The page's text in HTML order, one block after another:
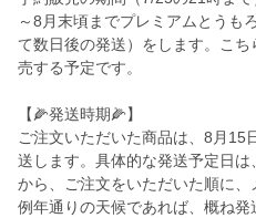
～8月末頃までプレミアムとうも
て数日後の発送）をします。こ
売する予定です。
【🌽発送時期🌽】
ご注文いただいた商品は、8月15
送します。具体的な発送予定日
から、ご注文をいただいた順に、
例年通りの天候であれば、概ね